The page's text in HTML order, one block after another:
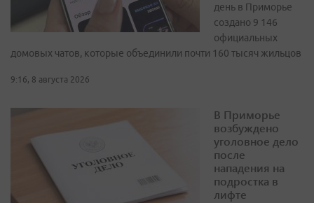
день в Приморье
создано 9 146
официальных
домовых чатов, которые объединили почти 160 тысяч жильцов
9:16, 8 августа 2026
В Приморье
возбуждено
уголовное дело
после
нападения на
подростка в
лифте